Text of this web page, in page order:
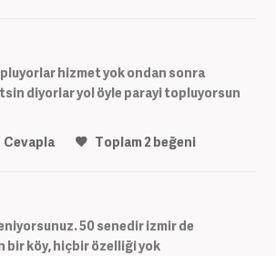
hizmet yok ondan sonra
diyorlar yol öyle parayi topluyorsun
Cevapla Toplam2beğeni
50 senedir izmir de
bir köy, hiçbir özelliği yok